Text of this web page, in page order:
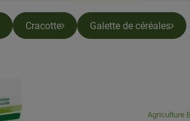
Cracotte Galette de céréales
,
Agriculture